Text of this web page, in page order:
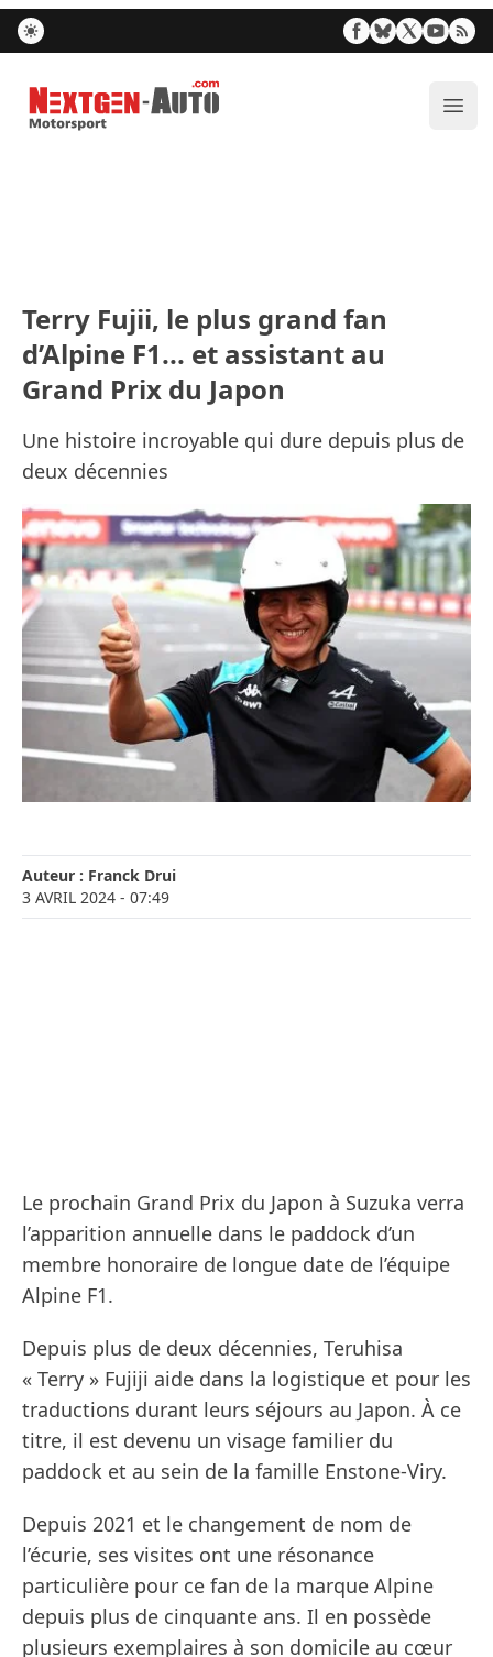
Nextgen-Auto.com
Terry Fujii, le plus grand fan
d’Alpine F1... et assistant au
Grand Prix du Japon
Une histoire incroyable qui dure depuis plus de
deux décennies
Auteur : Franck Drui
3 AVRIL 2024 - 07:49
Le prochain Grand Prix du Japon à Suzuka verra
l’apparition annuelle dans le paddock d’un
membre honoraire de longue date de l’équipe
Alpine F1.
Depuis plus de deux décennies, Teruhisa
« Terry » Fujiji aide dans la logistique et pour les
traductions durant leurs séjours au Japon. À ce
titre, il est devenu un visage familier du
paddock et au sein de la famille Enstone-Viry.
Depuis 2021 et le changement de nom de
l’écurie, ses visites ont une résonance
particulière pour ce fan de la marque Alpine
depuis plus de cinquante ans. Il en possède
plusieurs exemplaires à son domicile au cœur